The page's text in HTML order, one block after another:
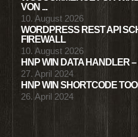
VON ...
10. August 2026
WORDPRESS REST API
FIREWALL
10. August 2026
HNP WIN DATA HANDLER
27. April 2024
HNP WIN SHORTCODE
26. April 2024